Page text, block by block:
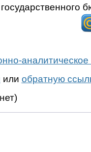
аналитическое
или обратную